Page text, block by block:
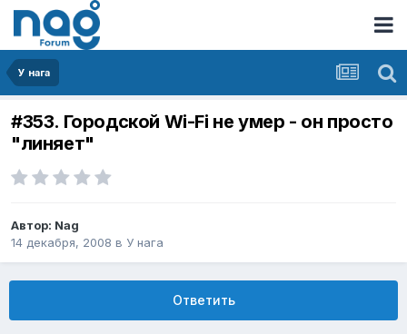
У нага
#353. Городской Wi-Fi не умер - он просто
"линяет"
Автор: Nag
14 декабря, 2008 в У нага
Ответить